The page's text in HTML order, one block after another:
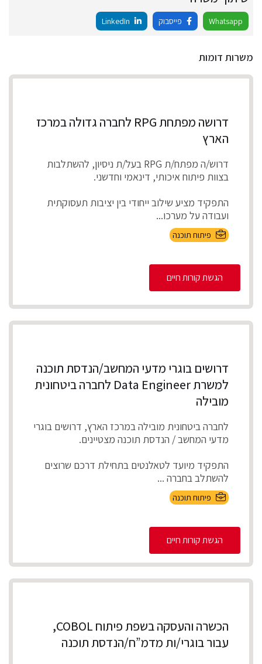
Whatsapp פייסבוק
משרות דומות
דרושה מפתחת RPG לחברה גדולה במרכז
הארץ
דרוש/ה מפתח/ת RPG בעל/ת ניסיון, להשתלבות
בצוות פיתוח איכותי, דינאמי וחדשני.
התפקיד מציע שילוב ייחודי בין יציבות תעסוקתית
ועבודה על מערכו...
פיתוח תוכנה
הגשת קורות חיים
דרושים בוגרי מדעי המחשב/הנדסת תוכנה
למשרת Data Engineer לחברה ביטחונית
מובילה
לחברה ביטחונית מובילה במרכז הארץ, דרושים בוגרי
מדעי המחשב / הנדסת תוכנה מצטיינים.
התפקיד מיועד לטאלנטים בתחילת דרכם שרוצים
להשתלב בחברה ...
פיתוח תוכנה
הגשת קורות חיים
הכשרה והעסקה בשפת פיתוח COBOL,
עבור בוגרי/ות מדמ”ח/הנדסת תוכנה